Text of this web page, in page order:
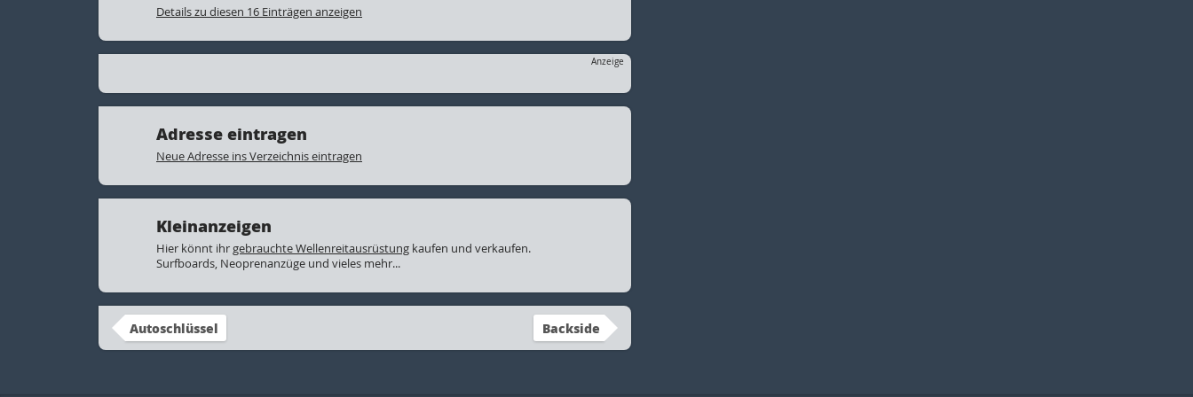
Details zu diesen 16 Einträgen anzeigen
Anzeige
Adresse eintragen
Neue Adresse ins Verzeichnis eintragen
Kleinanzeigen
Hier könnt ihrgebrauchte Wellenreitausrüstung kaufen und verkaufen.
Surfboards, Neoprenanzüge und vieles mehr...
Autoschlüssel Backside